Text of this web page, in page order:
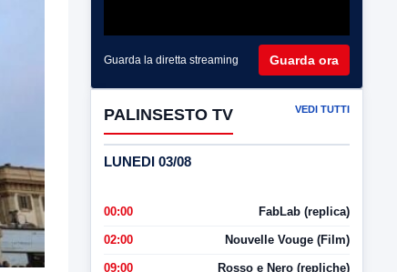
Guarda la diretta streaming Guarda ora
PALINSESTO TV VEDI TUTTI
LUNEDI 03/08
00:00 FabLab (replica)
02:00 Nouvelle Vouge (Film)
09:00 Rosso e Nero (repliche)